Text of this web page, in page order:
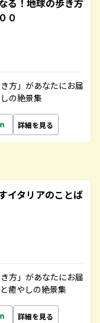
る！地球の歩き方
０
方」があなたにお届
の絶景集
詳細を見る
イタリアのことば
方」があなたにお届
癒やしの絶景集
詳細を見る